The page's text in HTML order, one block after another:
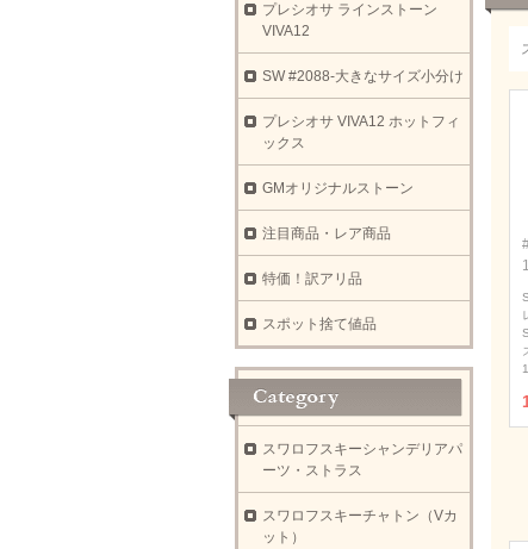
プレシオサ ラインストーン
VIVA12
SW #2088-大きなサイズ小分け
プレシオサ VIVA12 ホットフィ
ックス
GMオリジナルストーン
注目商品・レア商品
特価！訳アリ品
スポット捨て値品
スワロフスキーシャンデリアパ
ーツ・ストラス
スワロフスキーチャトン（Vカ
ット）